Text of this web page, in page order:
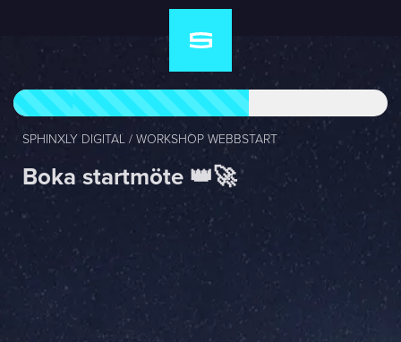
SPHINXLY DIGITAL / WORKSHOP WEBBSTART
Boka startmöte 👑🚀